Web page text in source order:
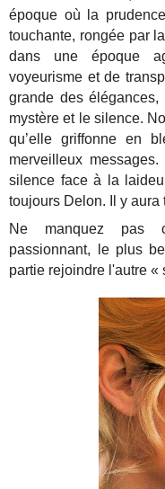
époque où la
touchante, rongée par
dans une époque
voyeurisme et de
grande des
mystère et le silence.
qu’elle griffonne en
merveilleux
silence face à la
toujours Delon. Il y
Ne manquez pas
passionnant, le plus
partie rejoindre l'autre «